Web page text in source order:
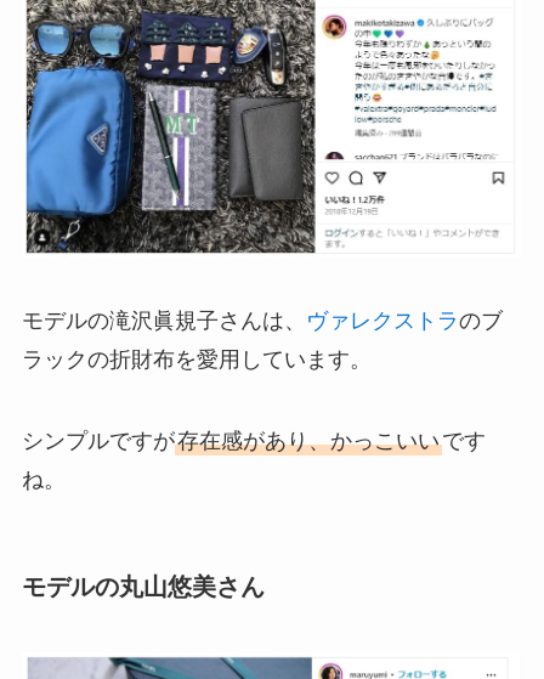
モデルの滝沢眞規子さんは、 ヴァレクストラのブ
ラックの折財布を愛用しています。
シンプルですが存在感があり、かっこいいです
ね。
モデルの丸山悠美さん